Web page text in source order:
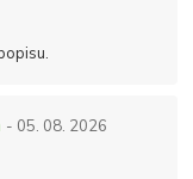
- 05. 08. 2026